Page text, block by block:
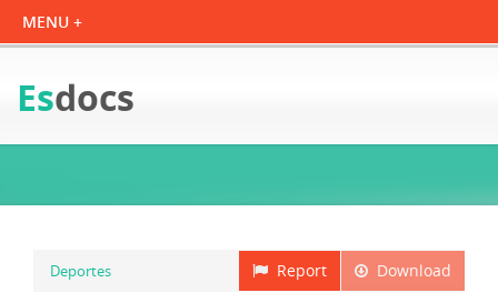
Esdocs
Download
Report
Deportes